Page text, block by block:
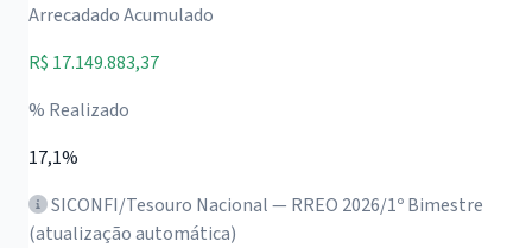
Arrecadado Acumulado
R$ 17.149.883,37
% Realizado
17,1%
SICONFI/Tesouro Nacional — RREO 2026/1º Bimestre
(atualização automática)